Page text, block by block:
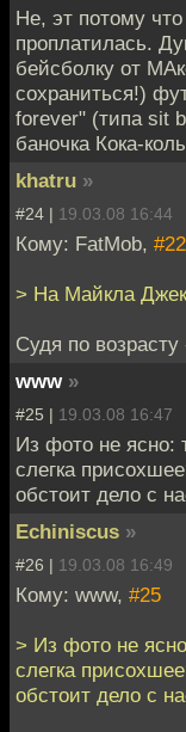
Не, эт потому
проплатилась.
бейсболку от
сохраниться!)
forever" (типа sit
баночка Кока-
khatru »
#24 | 19.03.08 16:44
Кому: FatMob, #22
> На Майкла
Судя по возрасту
www »
#25 | 19.03.08 16:47
Из фото не ясно:
слегка
обстоит дело с
Echiniscus »
#26 | 19.03.08 16:49
Кому: www, #25
> Из фото не
слегка
обстоит дело с